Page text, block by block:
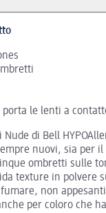
porta le lenti a
di Bell
nuovi, sia per
ombretti sulle
texture in polvere
non
per coloro che